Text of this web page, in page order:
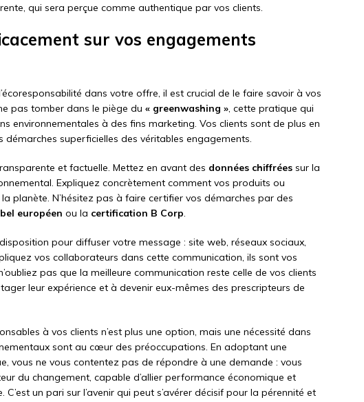
qui sera perçue comme authentique par vos clients.
sur vos engagements
dans votre offre, il est crucial de le faire savoir à vos
pas tomber dans le piège du « greenwashing », cette pratique qui
environnementales à des fins marketing. Vos clients sont de plus en
démarches superficielles des véritables engagements.
et factuelle. Mettez en avant des données chiffrées sur la
Expliquez concrètement comment vos produits ou
planète. N’hésitez pas à faire certifier vos démarches par des
européen ou la certification B Corp.
pour diffuser votre message : site web, réseaux sociaux,
vos collaborateurs dans cette communication, ils sont vos
pas que la meilleure communication reste celle de vos clients
leur expérience et à devenir eux-mêmes des prescripteurs de
à vos clients n’est plus une option, mais une nécessité dans
sont au cœur des préoccupations. En adoptant une
vous ne vous contentez pas de répondre à une demande : vous
du changement, capable d’allier performance économique et
un pari sur l’avenir qui peut s’avérer décisif pour la pérennité et